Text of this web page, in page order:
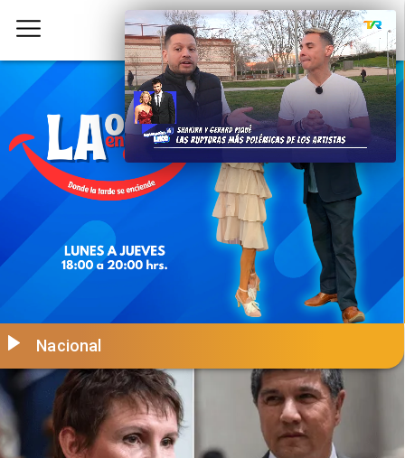
Nacional